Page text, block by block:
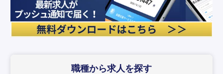
職種から求人を探す